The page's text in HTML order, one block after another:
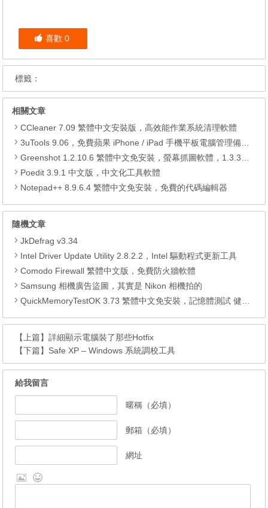
喜歡 0
標籤：
相關文章
CCleaner 7.09 繁體中文安裝版，高效能作業系統清理軟體
3uTools 9.06，免費蘋果 iPhone / iPad 手機平板電腦管理備份還原軟體
Greenshot 1.2.10.6 繁體中文免安裝，螢幕抓圖軟體，1.3.315 安裝版
Poedit 3.9.1 中文版，中文化工具軟體
Notepad++ 8.9.6.4 繁體中文免安裝，免費的代碼編輯器
隨機文章
JkDefrag v3.34
Intel Driver Update Utility 2.8.2.2，Intel 驅動程式更新工具
Comodo Firewall 繁體中文版，免費防火牆軟體
Samsung 相機廣告盜圖，其實是 Nikon 相機拍的
QuickMemoryTestOK 3.73 繁體中文免安裝，記憶體測試 健康度檢測
【上篇】詳細顯示電腦裝了那些Hotfix
【下篇】 Safe XP – Windows 系統調校工具
給我留言
暱稱（必填）
郵箱（必填）
網址